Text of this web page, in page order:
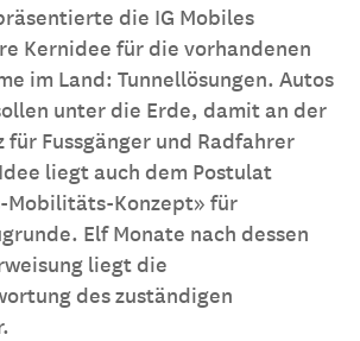
die IG Mobiles
Kernidee für die vorhandenen
im Land: Tunnellösungen. Autos
unter die Erde, damit an der
für Fussgänger und Radfahrer
liegt auch dem Postulat
Mobilitäts-Konzept» für
Elf Monate nach dessen
liegt die
des zuständigen